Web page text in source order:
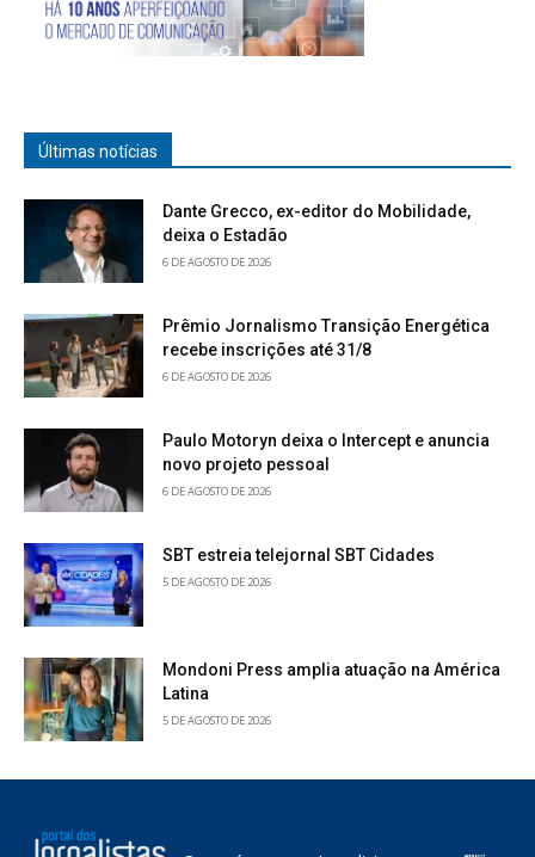
Últimas notícias
Dante Grecco, ex-editor do Mobilidade,
deixa o Estadão
6 DE AGOSTO DE 2026
Prêmio Jornalismo Transição Energética
recebe inscrições até 31/8
6 DE AGOSTO DE 2026
Paulo Motoryn deixa o Intercept e anuncia
novo projeto pessoal
6 DE AGOSTO DE 2026
SBT estreia telejornal SBT Cidades
5 DE AGOSTO DE 2026
Mondoni Press amplia atuação na América
Latina
5 DE AGOSTO DE 2026